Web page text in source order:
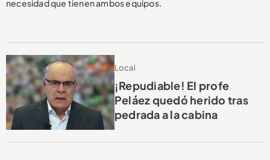
necesidad que tienen ambos equipos.
Local
¡Repudiable! El profe
Peláez quedó herido tras
pedrada a la cabina